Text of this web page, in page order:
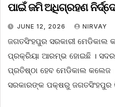
ପାଇଁ ଜମି ଅଧିଗ୍ରହଣ
JUNE 12, 2026 NIRVAY
ଜଗତସିଂହପୁର ସରକାରୀ ମେଡିକାଲ
ପ୍ରକ୍ରିୟା ଆରମ୍ଭ ହୋଇଛି । ସଦର
ପ୍ରତିଷ୍ଠା ହେବ ମେଡିକାଲ
ସରକାରଙ୍କ ପକ୍ଷରୁ ଜଗତସିଂହପୁର